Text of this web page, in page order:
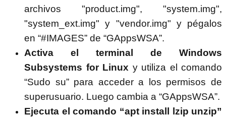
archivos "product.img", "system.img",
"system_ext.img" y "vendor.img" y pégalos
en “#IMAGES” de “GAppsWSA”.
Activa el terminal de Windows
Subsystems for Linux y utiliza el comando
“Sudo su” para acceder a los permisos de
superusuario. Luego cambia a “GAppsWSA”.
Ejecuta el comando “apt install lzip unzip”